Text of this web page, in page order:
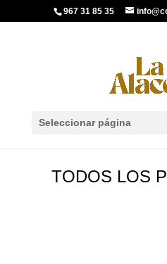
967 31 85 35
Seleccionar página
TODOS LOS